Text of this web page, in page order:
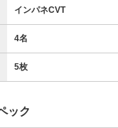
インパネCVT
4名
5枚
ック